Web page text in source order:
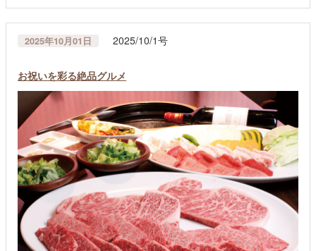
2025年10月01日 2025/10/1号
お祝いを彩る絶品グルメ